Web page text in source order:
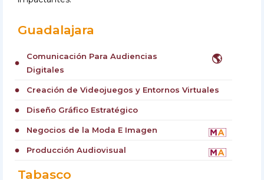
Guadalajara
circle 🌎
Comunicación Para Audiencias
Digitales
circle Creación de Videojuegos y Entornos Virtuales
circle Diseño Gráfico Estratégico
circle Negocios de la Moda E Imagen
circle Producción Audiovisual
Tabasco